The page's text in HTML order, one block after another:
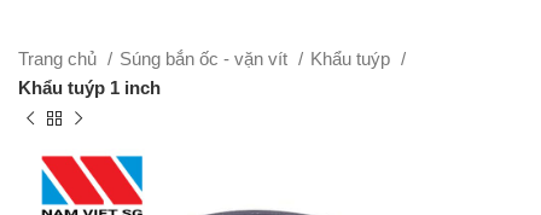
Trang chủ Súng bắn ốc - vặn vít
Khẩu tuýp
Khẩu tuýp 1 inch